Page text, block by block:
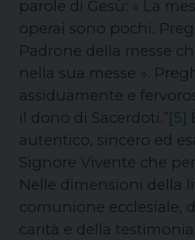
parole di Gesù: « La
operai sono pochi.
Padrone della messe
nella sua messe ».
assiduamente e
il dono di Sacerdoti.”[5]
autentico, sincero ed
Signore Vivente che
Nelle dimensioni della
comunione ecclesiale,
carità e della